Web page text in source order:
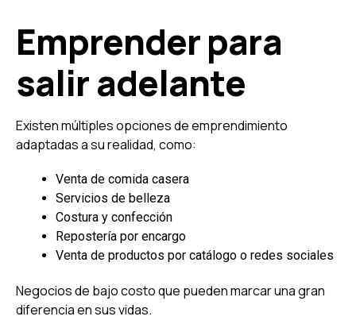
Emprender para
salir adelante
Existen múltiples opciones de emprendimiento
adaptadas a su realidad, como:
Venta de comida casera
Servicios de belleza
Costura y confección
Repostería por encargo
Venta de productos por catálogo o redes sociales
Negocios de bajo costo que pueden marcar una gran
diferencia en sus vidas.